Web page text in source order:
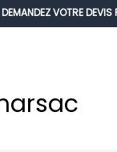
DEMANDEZ VOTRE